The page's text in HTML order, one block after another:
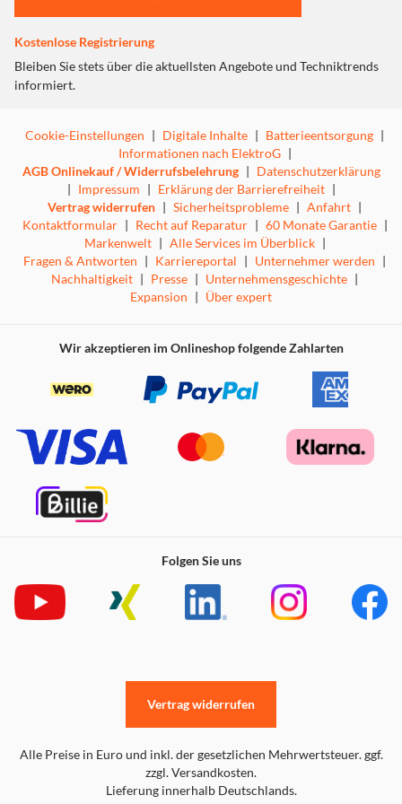
Kostenlose Registrierung
Bleiben Sie stets über die aktuellsten Angebote und Techniktrends
informiert.
Cookie-Einstellungen | Digitale Inhalte | Batterieentsorgung |
Informationen nach ElektroG |
AGB Onlinekauf / Widerrufsbelehrung | Datenschutzerklärung
| Impressum | Erklärung der Barrierefreiheit |
Vertrag widerrufen | Sicherheitsprobleme | Anfahrt |
Kontaktformular | Recht auf Reparatur | 60 Monate Garantie |
Markenwelt | Alle Services im Überblick |
Fragen & Antworten | Karriereportal | Unternehmer werden |
Nachhaltigkeit | Presse | Unternehmensgeschichte |
Expansion | Über expert
Wir akzeptieren im Onlineshop folgende Zahlarten
Folgen Sie uns
Alle Preise in Euro und inkl. der gesetzlichen Mehrwertsteuer. ggf.
zzgl. Versandkosten.
Lieferung innerhalb Deutschlands.
Vertrag widerrufen